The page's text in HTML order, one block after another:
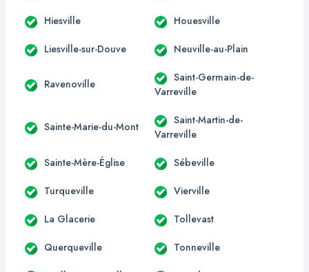
Hiesville Houesville
Liesville-sur-Douve Neuville-au-Plain
Ravenoville
Saint-Germain-de-
Varreville
Sainte-Marie-du-Mont
Saint-Martin-de-
Varreville
Sainte-Mère-Église Sébeville
Turqueville Vierville
La Glacerie Tollevast
Querqueville Tonneville